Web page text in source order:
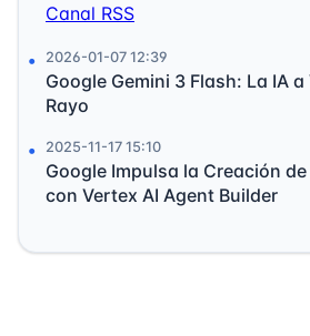
Canal RSS
2026-01-07 12:39
Google Gemini 3 Flash: La IA
Rayo
2025-11-17 15:10
Google Impulsa la Creación
con Vertex AI Agent Builder